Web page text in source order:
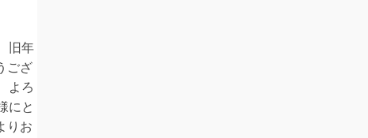
旧年
ござ
よろ
にと
りお